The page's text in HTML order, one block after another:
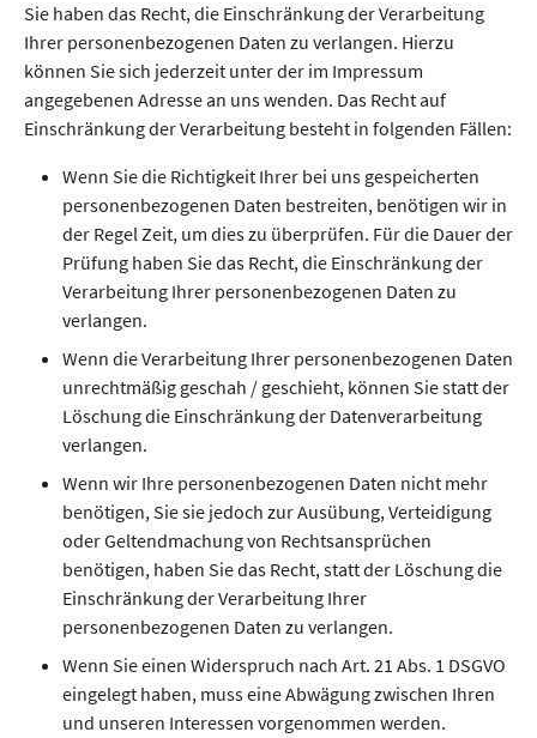
Sie haben das Recht, die Einschränkung der Verarbeitung
Ihrer personenbezogenen Daten zu verlangen. Hierzu
können Sie sich jederzeit unter der im Impressum
angegebenen Adresse an uns wenden. Das Recht auf
Einschränkung der Verarbeitung besteht in folgenden Fällen:
Wenn Sie die Richtigkeit Ihrer bei uns gespeicherten
personenbezogenen Daten bestreiten, benötigen wir in
der Regel Zeit, um dies zu überprüfen. Für die Dauer der
Prüfung haben Sie das Recht, die Einschränkung der
Verarbeitung Ihrer personenbezogenen Daten zu
verlangen.
Wenn die Verarbeitung Ihrer personenbezogenen Daten
unrechtmäßig geschah / geschieht, können Sie statt der
Löschung die Einschränkung der Datenverarbeitung
verlangen.
Wenn wir Ihre personenbezogenen Daten nicht mehr
benötigen, Sie sie jedoch zur Ausübung, Verteidigung
oder Geltendmachung von Rechtsansprüchen
benötigen, haben Sie das Recht, statt der Löschung die
Einschränkung der Verarbeitung Ihrer
personenbezogenen Daten zu verlangen.
Wenn Sie einen Widerspruch nach Art. 21 Abs. 1 DSGVO
eingelegt haben, muss eine Abwägung zwischen Ihren
und unseren Interessen vorgenommen werden.